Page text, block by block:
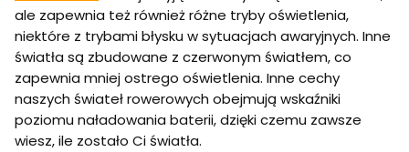
ale zapewnia też również różne tryby oświetlenia,
niektóre z trybami błysku w sytuacjach awaryjnych. Inne
światła są zbudowane z czerwonym światłem, co
zapewnia mniej ostrego oświetlenia. Inne cechy
naszych świateł rowerowych obejmują wskaźniki
poziomu naładowania baterii, dzięki czemu zawsze
wiesz, ile zostało Ci światła.